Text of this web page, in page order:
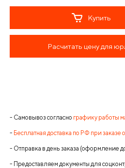
Купить
Расчитать цену для
- Самовывоз согласно графику работы
- Бесплатная доставка по РФ при заказе
- Отправка в день заказа (оформление
- Предоставляем документы для